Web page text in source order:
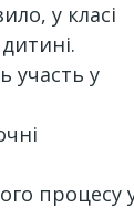
у класі
участь у
процесу